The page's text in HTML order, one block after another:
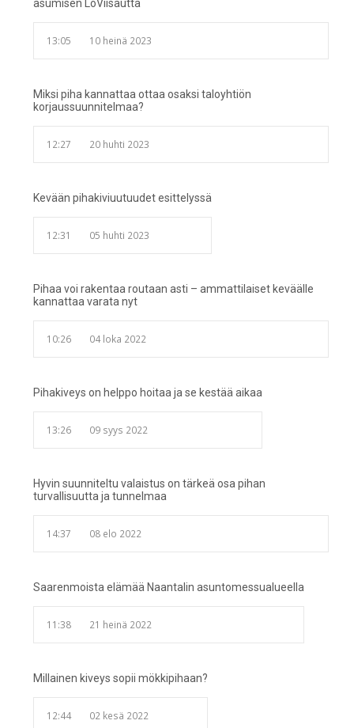
asumisen LoViisautta
13:05 10 heinä 2023
Miksi piha kannattaa ottaa osaksi taloyhtiön
korjaussuunnitelmaa?
12:27 20 huhti 2023
Kevään pihakiviuutuudet esittelyssä
12:31 05 huhti 2023
Pihaa voi rakentaa routaan asti – ammattilaiset keväälle
kannattaa varata nyt
10:26 04 loka 2022
Pihakiveys on helppo hoitaa ja se kestää aikaa
13:26 09 syys 2022
Hyvin suunniteltu valaistus on tärkeä osa pihan
turvallisuutta ja tunnelmaa
14:37 08 elo 2022
Saarenmoista elämää Naantalin asuntomessualueella
11:38 21 heinä 2022
Millainen kiveys sopii mökkipihaan?
12:44 02 kesä 2022